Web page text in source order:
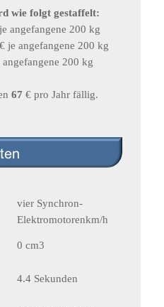
wie folgt gestaffelt:
angefangene 200 kg
je angefangene 200 kg
200 kg
67 € pro Jahr fällig.
vier Synchron-
Elektromotorenkm/h
0 cm3
4.4 Sekunden